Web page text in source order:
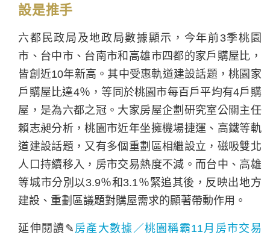
設是推手
六都民政局及地政局數據顯示，今年前3季桃園
市、台中市、台南市和高雄市四都的家戶購屋比，
皆創近10年新高。其中受惠軌道建設話題，桃園家
戶購屋比達4％，等同於桃園市每百戶平均有4戶購
屋，是為六都之冠。大家房屋企劃研究室公關主任
賴志昶分析，桃園市近年坐擁機場捷運、高鐵等軌
道建設話題，又有多個重劃區相繼設立，磁吸雙北
人口持續移入，房市交易熱度不減。而台中、高雄
等城市分別以3.9％和3.1％緊追其後，反映出地方
建設、重劃區議題對購屋需求的顯著帶動作用。
延伸閱讀✎ 房產大數據／桃園稱霸11月房市交易